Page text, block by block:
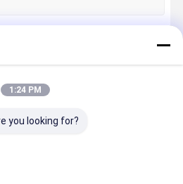
1:24 PM
you looking for?